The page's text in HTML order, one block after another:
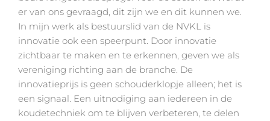
er van ons gevraagd, dit zijn we en dit kunnen we.
In mijn werk als bestuurslid van de NVKL is
innovatie ook een speerpunt. Door innovatie
zichtbaar te maken en te erkennen, geven we als
vereniging richting aan de branche. De
innovatieprijs is geen schouderklopje alleen; het is
een signaal. Een uitnodiging aan iedereen in de
koudetechniek om te blijven verbeteren, te delen